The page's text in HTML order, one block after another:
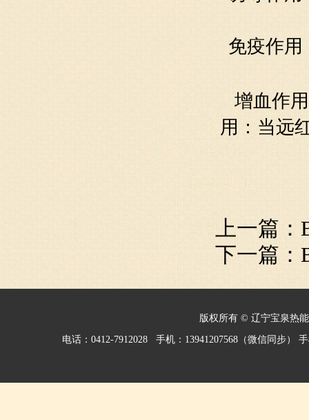
免疫作用
增血作
用：当远
上一篇：
下一篇：
版权所有 © 辽宁宝泉热
电话：0412-7912028 手机：13941207568（微信同步）